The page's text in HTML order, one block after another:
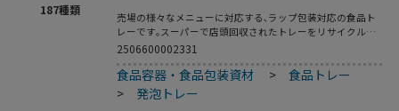
187種類
売場の様々なメニューに対応する､ラップ包装対応の食品ト
レーです｡スーパーで店頭回収されたトレーをリサイクルし
再生された原料を使用｡●電子レンジ使用不可●耐熱温
度:80℃●入数:100枚
2506600002331
食品容器・食品包装資材 >食品トレー
> 発泡トレー